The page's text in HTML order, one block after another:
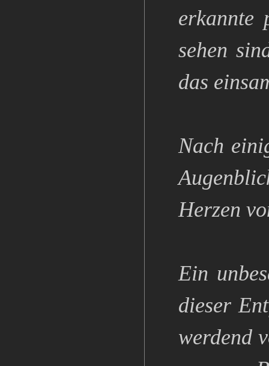
erkannte
sehen
das
Nach
Herzen
Ein
dieser
werdend